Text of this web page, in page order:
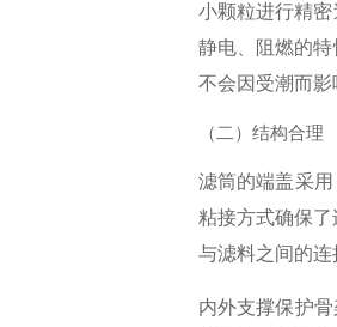
小颗粒进行精
静电、阻燃的
不会因受潮而
（二）结构合理
滤筒的端盖采
粘接方式确保
与滤料之间的
内外支撑保护